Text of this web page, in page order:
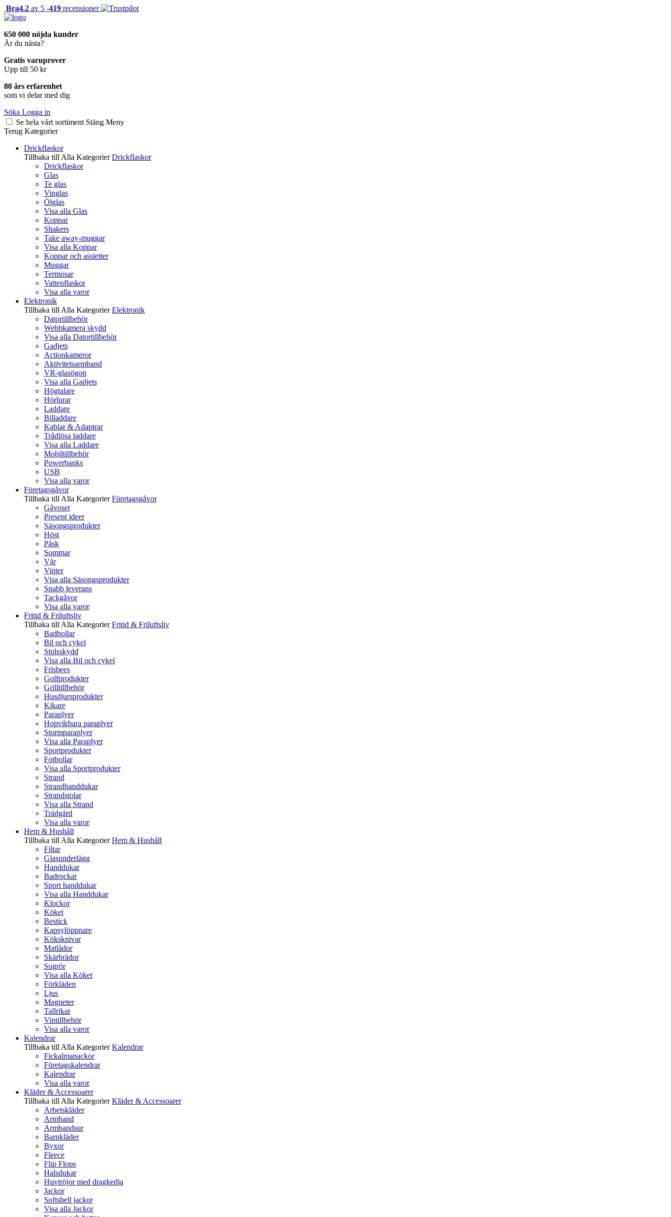
Bra4.2 av 5 -419 recensioner
650 000 nöjda kunder
Är du nästa?
Gratis varuprover
Upp till 50 kr
80 års erfarenhet
som vi delar med dig
Söka Logga in
Se hela vårt sortiment Stäng Meny
Terug Kategorier
Drickflaskor
Tillbaka till Alla Kategorier Drickflaskor
Drickflaskor
Glas
Te glas
Vinglas
Ölglas
Visa alla Glas
Koppar
Shakers
Take away-muggar
Visa alla Koppar
Koppar och assietter
Muggar
Termosar
Vattenflaskor
Visa alla varor
Elektronik
Tillbaka till Alla Kategorier Elektronik
Datortillbehör
Webbkamera skydd
Visa alla Datortillbehör
Gadjets
Actionkameror
Aktivitetsarmband
VR-glasögon
Visa alla Gadjets
Högtalare
Hörlurar
Laddare
Billaddare
Kablar & Adaptrar
Trådlösa laddare
Visa alla Laddare
Mobiltillbehör
Powerbanks
USB
Visa alla varor
Företagsgåvor
Tillbaka till Alla Kategorier Företagsgåvor
Gåvoset
Present ideer
Säsongsprodukter
Höst
Påsk
Sommar
Vår
Vinter
Visa alla Säsongsprodukter
Snabb leverans
Tackgåvor
Visa alla varor
Fritid & Friluftsliv
Tillbaka till Alla Kategorier Fritid & Friluftsliv
Badbollar
Bil och cykel
Stolsskydd
Visa alla Bil och cykel
Frisbees
Golfprodukter
Grilltillbehör
Husdjursprodukter
Kikare
Paraplyer
Hopvikbara paraplyer
Stormparaplyer
Visa alla Paraplyer
Sportprodukter
Fotbollar
Visa alla Sportprodukter
Strand
Strandhanddukar
Strandstolar
Visa alla Strand
Trädgård
Visa alla varor
Hem & Hushåll
Tillbaka till Alla Kategorier Hem & Hushåll
Filtar
Glasunderlägg
Handdukar
Badrockar
Sport handdukar
Visa alla Handdukar
Klockor
Köket
Bestick
Kapsylöppnare
Köksknivar
Matlådor
Skärbrädor
Sugrör
Visa alla Köket
Förkläden
Ljus
Magneter
Tallrikar
Vintillbehör
Visa alla varor
Kalendrar
Tillbaka till Alla Kategorier Kalendrar
Fickalmanackor
Företagskalendrar
Kalendrar
Visa alla varor
Kläder & Accessoarer
Tillbaka till Alla Kategorier Kläder & Accessoarer
Arbetskläder
Armband
Armbandsur
Barnkläder
Byxor
Fleece
Flip Flops
Halsdukar
Huvtröjor med dragkedja
Jackor
Softshell jackor
Visa alla Jackor